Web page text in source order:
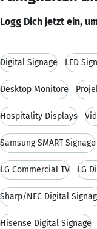
Logg Dich jetzt ein,
Digital Signage LED
Desktop Monitore
Hospitality Displays
Samsung SMART Signage
LG Commercial TV LG
Sharp/NEC Digital
Hisense Digital Signage